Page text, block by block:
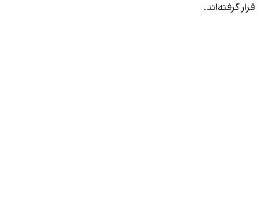
قرار گرفته‌اند.